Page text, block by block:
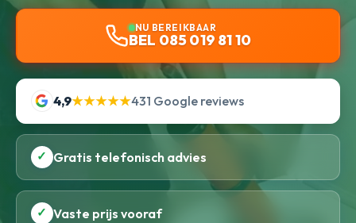
NU BEREIKBAAR
BEL 085 019 81 10
4,9★★★★★431 Google reviews
✓ Gratis telefonisch advies
✓ Vaste prijs vooraf